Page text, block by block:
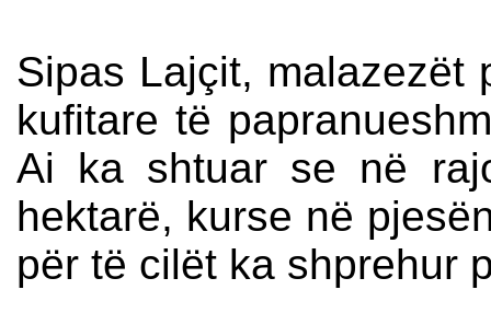
Sipas Lajçit, malazezët
kufitare të
Ai ka shtuar se në
hektarë, kurse në
për të cilët ka shprehur